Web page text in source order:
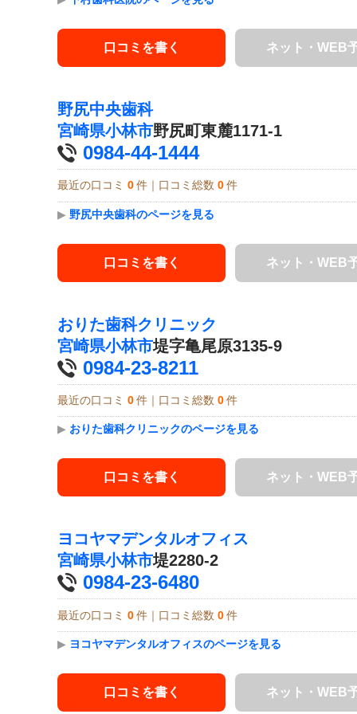
口コミを書く ネット・WEB
野尻中央歯科
宮崎県小林市野尻町東麓1171-1
0984-44-1444
最近の口コミ 0 件｜口コミ総数 0 件
▶ 野尻中央歯科のページを見る
口コミを書く ネット・WEB
おりた歯科クリニック
宮崎県小林市堤字亀尾原3135-9
0984-23-8211
最近の口コミ 0 件｜口コミ総数 0 件
▶ おりた歯科クリニックのページを見る
口コミを書く ネット・WEB
ヨコヤマデンタルオフィス
宮崎県小林市堤2280-2
0984-23-6480
最近の口コミ 0 件｜口コミ総数 0 件
▶ ヨコヤマデンタルオフィスのページを見る
口コミを書く ネット・WEB